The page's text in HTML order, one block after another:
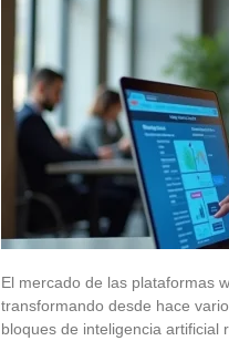
El mercado de las plataformas
transformando desde hace
bloques de inteligencia artificial